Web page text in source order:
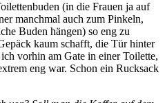
(in die Frauen ja auf
manchmal auch zum Pinkeln,
Buden hängen) so eng zu
kaum schafft, die Tür hinter
vorhin am Gate in einer Toilette,
eng war. Schon ein Rucksack